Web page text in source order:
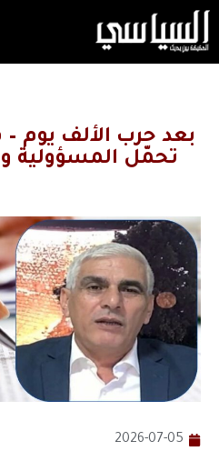
بعد حرب الألف يوم –
تحمّل المسؤولية
2026-07-05